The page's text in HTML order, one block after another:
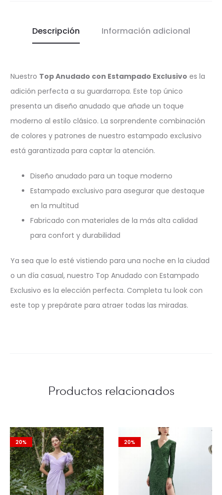
Descripción Información adicional
Nuestro Top Anudado con Estampado Exclusivo es la
adición perfecta a su guardarropa. Este top único
presenta un diseño anudado que añade un toque
moderno al estilo clásico. La sorprendente combinación
de colores y patrones de nuestro estampado exclusivo
está garantizada para captar la atención.
Diseño anudado para un toque moderno
Estampado exclusivo para asegurar que destaque
en la multitud
Fabricado con materiales de la más alta calidad
para confort y durabilidad
Ya sea que lo esté vistiendo para una noche en la ciudad
o un día casual, nuestro Top Anudado con Estampado
Exclusivo es la elección perfecta. Completa tu look con
este top y prepárate para atraer todas las miradas.
Productos relacionados
20% 20%